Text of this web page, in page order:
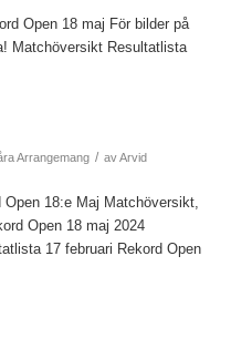
Open 18 maj För bilder på
Matchöversikt Resultatlista
Arrangemang / avArvid
18:e Maj Matchöversikt,
Open 18 maj 2024
17 februari Rekord Open